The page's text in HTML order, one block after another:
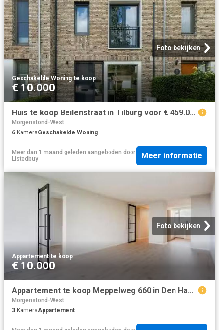
Foto bekijken
Geschakelde Woning·te koop
€ 10.000
Huis te koop Beilenstraat in Tilburg voor € 459.000
Morgenstond-West
6 KamersGeschakelde Woning
Meer dan 1 maand geleden aangeboden door
Listedbuy
Meer informatie
Foto bekijken
Appartement·te koop
€ 10.000
Appartement te koop Meppelweg 660 in Den Haag voor € 395.000
Morgenstond-West
3 KamersAppartement